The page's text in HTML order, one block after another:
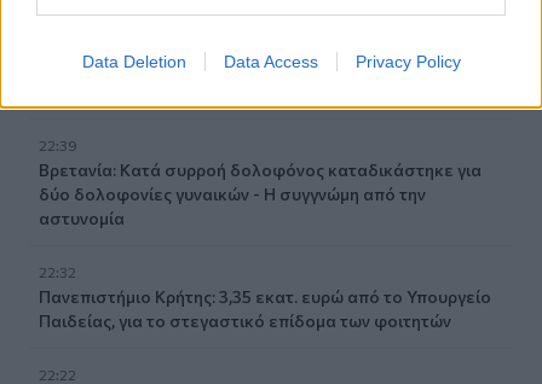
Data Deletion Data Access Privacy Policy
Σητεία: Φωτιά στα Αχλάδια, δύσκολη μάχη με τις φλόγες
22:39
Βρετανία: Κατά συρροή δολοφόνος καταδικάστηκε για
δύο δολοφονίες γυναικών - Η συγγνώμη από την
αστυνομία
22:32
Πανεπιστήμιο Κρήτης: 3,35 εκατ. ευρώ από το Υπουργείο
Παιδείας, για το στεγαστικό επίδομα των φοιτητών
22:22